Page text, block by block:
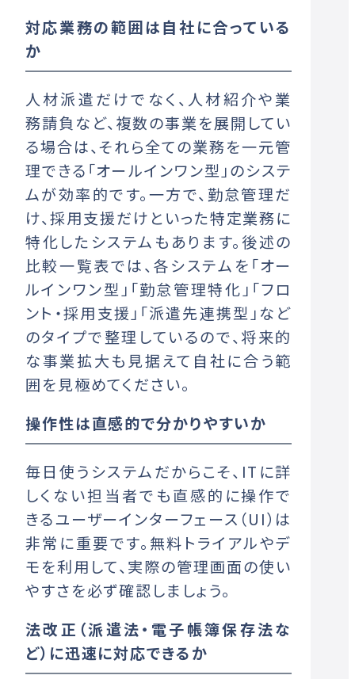
対応業務の範囲は自社に合っている
か
人材派遣だけでなく、人材紹介や業
務請負など、複数の事業を展開してい
る場合は、それら全ての業務を一元管
理できる「オールインワン型」のシステ
ムが効率的です。一方で、勤怠管理だ
け、採用支援だけといった特定業務に
特化したシステムもあります。後述の
比較一覧表では、各システムを「オー
ルインワン型」「勤怠管理特化」「フロ
ント・採用支援」「派遣先連携型」など
のタイプで整理しているので、将来的
な事業拡大も見据えて自社に合う範
囲を見極めてください。
操作性は直感的で分かりやすいか
毎日使うシステムだからこそ、ITに詳
しくない担当者でも直感的に操作で
きるユーザーインターフェース（UI）は
非常に重要です。無料トライアルやデ
モを利用して、実際の管理画面の使い
やすさを必ず確認しましょう。
法改正（派遣法・電子帳簿保存法な
ど）に迅速に対応できるか